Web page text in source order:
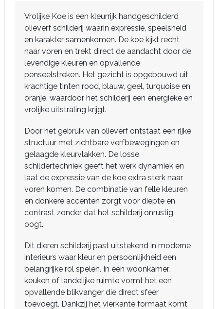
Vrolijke Koe is een kleurrijk handgeschilderd
olieverf schilderij waarin expressie, speelsheid
en karakter samenkomen. De koe kijkt recht
naar voren en trekt direct de aandacht door de
levendige kleuren en opvallende
penseelstreken. Het gezicht is opgebouwd uit
krachtige tinten rood, blauw, geel, turquoise en
oranje, waardoor het schilderij een energieke en
vrolijke uitstraling krijgt.
Door het gebruik van olieverf ontstaat een rijke
structuur met zichtbare verfbewegingen en
gelaagde kleurvlakken. De losse
schildertechniek geeft het werk dynamiek en
laat de expressie van de koe extra sterk naar
voren komen. De combinatie van felle kleuren
en donkere accenten zorgt voor diepte en
contrast zonder dat het schilderij onrustig
oogt.
Dit dieren schilderij past uitstekend in moderne
interieurs waar kleur en persoonlijkheid een
belangrijke rol spelen. In een woonkamer,
keuken of landelijke ruimte vormt het een
opvallende blikvanger die direct sfeer
toevoegt. Dankzij het vierkante formaat komt